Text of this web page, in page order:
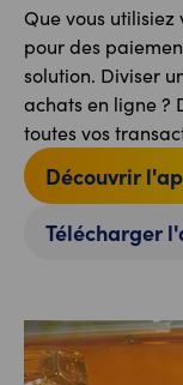
Que vous
pour des
solution. Diviser
achats en ligne ?
toutes vos
Découvrir
Télécharger